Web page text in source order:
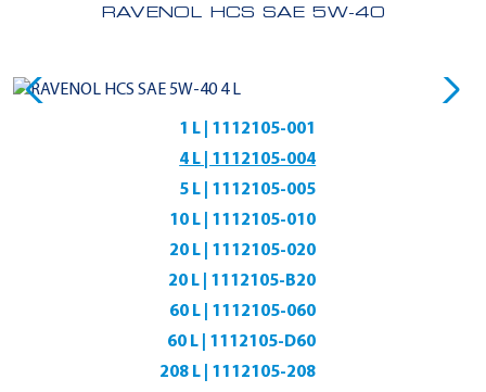
RAVENOL HCS SAE 5W-40
1 L | 1112105-001
4 L | 1112105-004
5 L | 1112105-005
10 L | 1112105-010
20 L | 1112105-020
20 L | 1112105-B20
60 L | 1112105-060
60 L | 1112105-D60
208 L | 1112105-208